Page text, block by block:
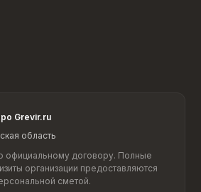
Grevir.ru
область
официальному договору. Полные
организации предоставляются
сметой.